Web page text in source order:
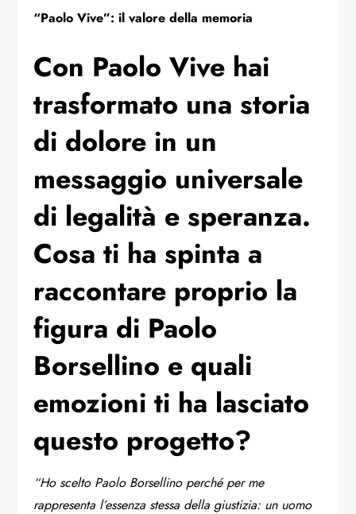
“Paolo Vive”: il valore della memoria
Con Paolo Vive hai
trasformato una storia
di dolore in un
messaggio universale
di legalità e speranza.
Cosa ti ha spinta a
raccontare proprio la
figura di Paolo
Borsellino e quali
emozioni ti ha lasciato
questo progetto?
“Ho scelto Paolo Borsellino perché per me
rappresenta l’essenza stessa della giustizia: un uomo